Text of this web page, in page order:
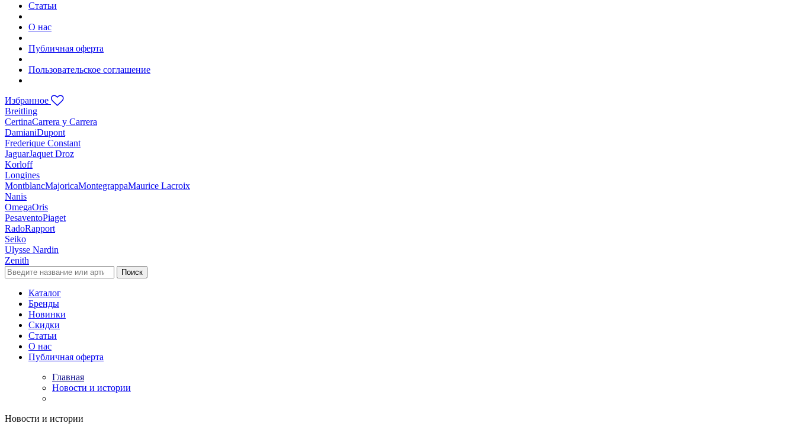
Статьи
О нас
Публичная оферта
Пользовательское соглашение
Избранное
Breitling
CertinaCarrera y Carrera
DamianiDupont
Frederique Constant
JaguarJaquet Droz
Korloff
Longines
MontblancMajoricaMontegrappaMaurice Lacroix
Nanis
OmegaOris
PesaventoPiaget
RadoRapport
Seiko
Ulysse Nardin
Zenith
Поиск
Каталог
Бренды
Новинки
Скидки
Статьи
О нас
Публичная оферта
Главная
Новости и истории
Новости и истории